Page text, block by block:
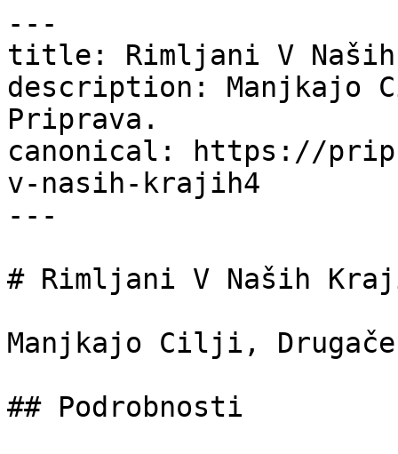
---
title: Rimljani V
description: Manjkajo
Priprava.
canonical: https://
v-nasih-krajih4
---
# Rimljani V Naših
Manjkajo Cilji,
## Podrobnosti